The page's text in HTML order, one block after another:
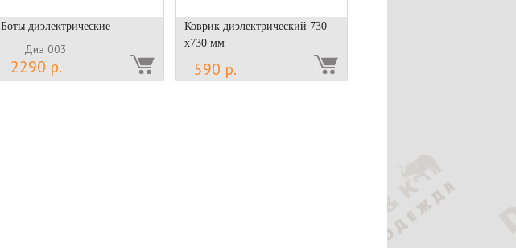
Боты диэлектрические
Диэ 003
2290 р.
Коврик диэлектрический 730
x730 мм
590 р.